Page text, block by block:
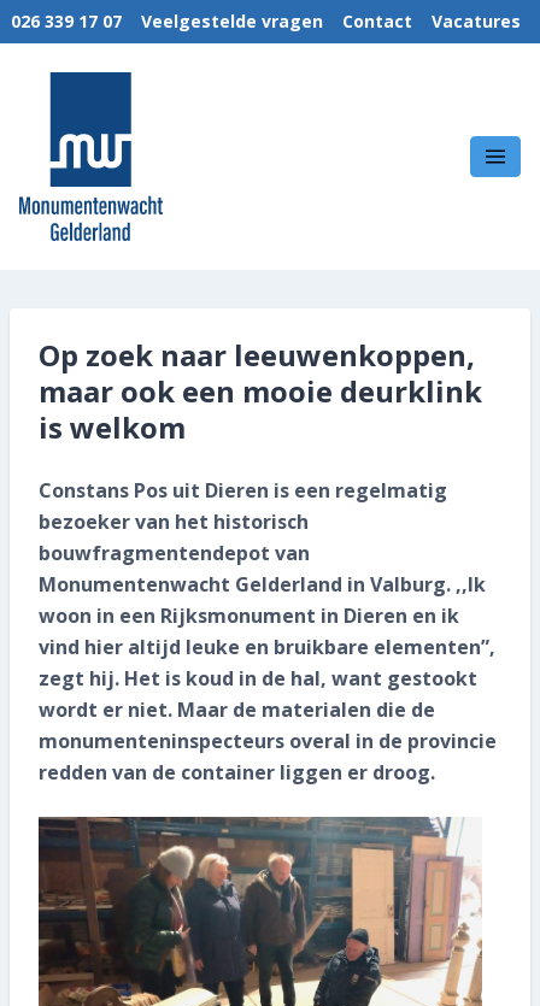
026 339 17 07 Veelgestelde vragen Contact Vacatures
MonumentenWacht Gelderland
Op zoek naar leeuwenkoppen,
maar ook een mooie deurklink
is welkom
Constans Pos uit Dieren is een regelmatig
bezoeker van het historisch
bouwfragmentendepot van
Monumentenwacht Gelderland in Valburg. ,,Ik
woon in een Rijksmonument in Dieren en ik
vind hier altijd leuke en bruikbare elementen”,
zegt hij. Het is koud in de hal, want gestookt
wordt er niet. Maar de materialen die de
monumenteninspecteurs overal in de provincie
redden van de container liggen er droog.
MENU
Wie we zijn
Wat we doen
Nieuws
Links
Techniek brochures
Informatiebrochure
Historisch Bouwfragmentendepot
026 339 17 07
Veelgestelde vragen
Contact
Vacatures
SNEL REGELEN
Abonnee worden